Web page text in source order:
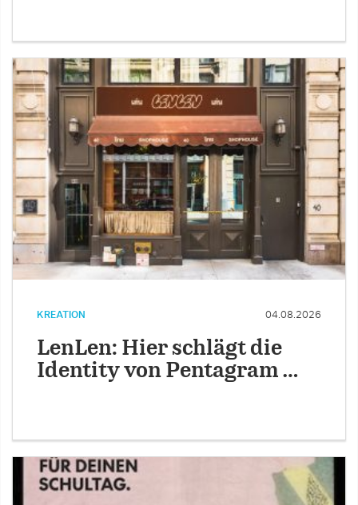
KREATION 04.08.2026
LenLen: Hier schlägt die
Identity von Pentagram …